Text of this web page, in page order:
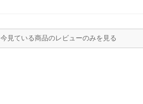
今見ている商品のレビューのみを見る